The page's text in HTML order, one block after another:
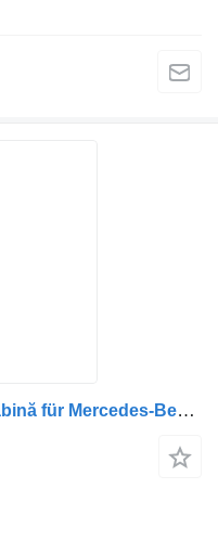
Reostat Ventilator Încălzitor Cabină für Mercedes-Benz – Cod: 14495 5642 LKW